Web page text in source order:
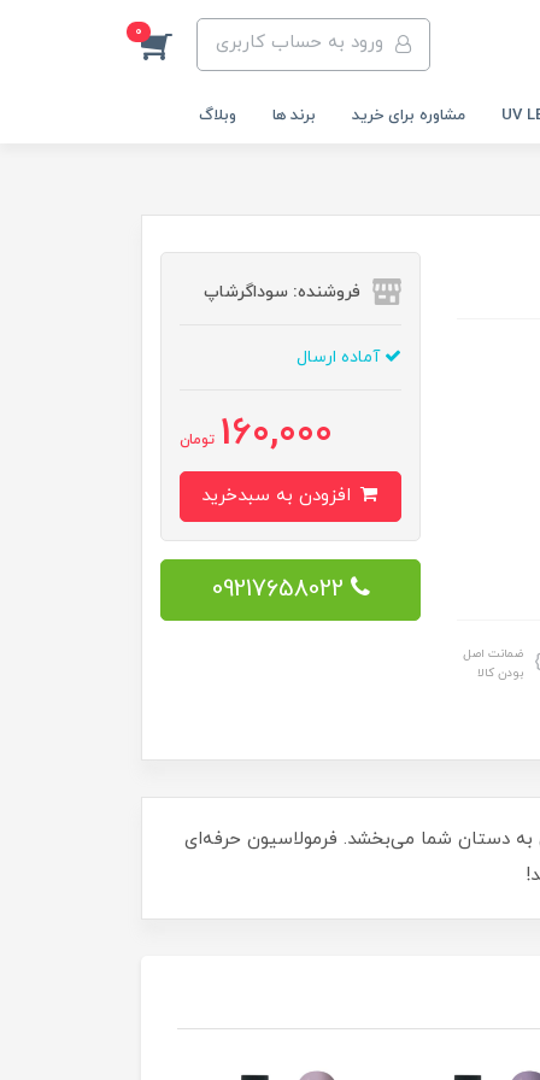
ورود به حساب کاربری 0
مشاوره برای خرید برند ها وبلاگ
ضمانت اصل
بودن کالا
فروشنده: سوداگرشاپ
آماده ارسال
160,000 تومان
09217658022
خاص به دستان شما می‌بخشد. فرمولاسیون حرفه‌ای